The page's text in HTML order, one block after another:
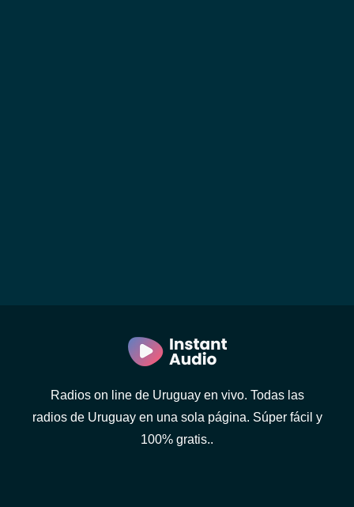
Radios on line de Uruguay en vivo. Todas las
radios de Uruguay en una sola página. Súper fácil y
100% gratis..